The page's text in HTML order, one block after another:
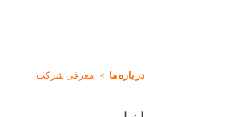
در باره ما معرفی شرکت